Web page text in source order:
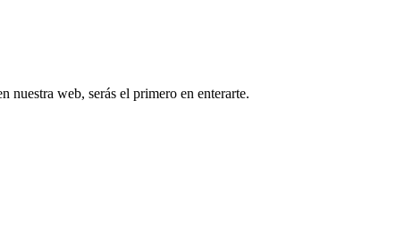
nuestra web, serás el primero en enterarte.